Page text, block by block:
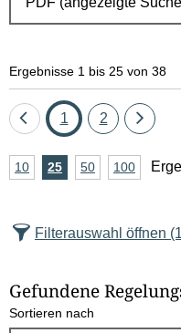
Ergebnisse 1 bis 25 von 38
Eine
zurück
Seite
1 Seite
2
Eine
vor
A
z
l
E
10Ergebnisse
25Ergebnisse
50Ergebnisse
100
Filterauswahl öffnen
Gefundene
Sortieren nach